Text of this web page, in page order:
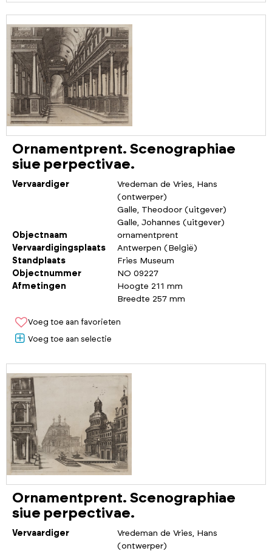
Ornamentprent. Scenographiae
siue perpectivae.
Vervaardiger
Vredeman de Vries, Hans
(ontwerper)
Galle, Theodoor (uitgever)
Galle, Johannes (uitgever)
Objectnaam
ornamentprent
Vervaardigingsplaats
Antwerpen (België)
Standplaats
Fries Museum
Objectnummer
NO 09227
Afmetingen
Hoogte 211 mm
Breedte 257 mm
Voeg toe aan favorieten
Voeg toe aan selectie
Ornamentprent. Scenographiae
siue perpectivae.
Vervaardiger
Vredeman de Vries, Hans
(ontwerper)